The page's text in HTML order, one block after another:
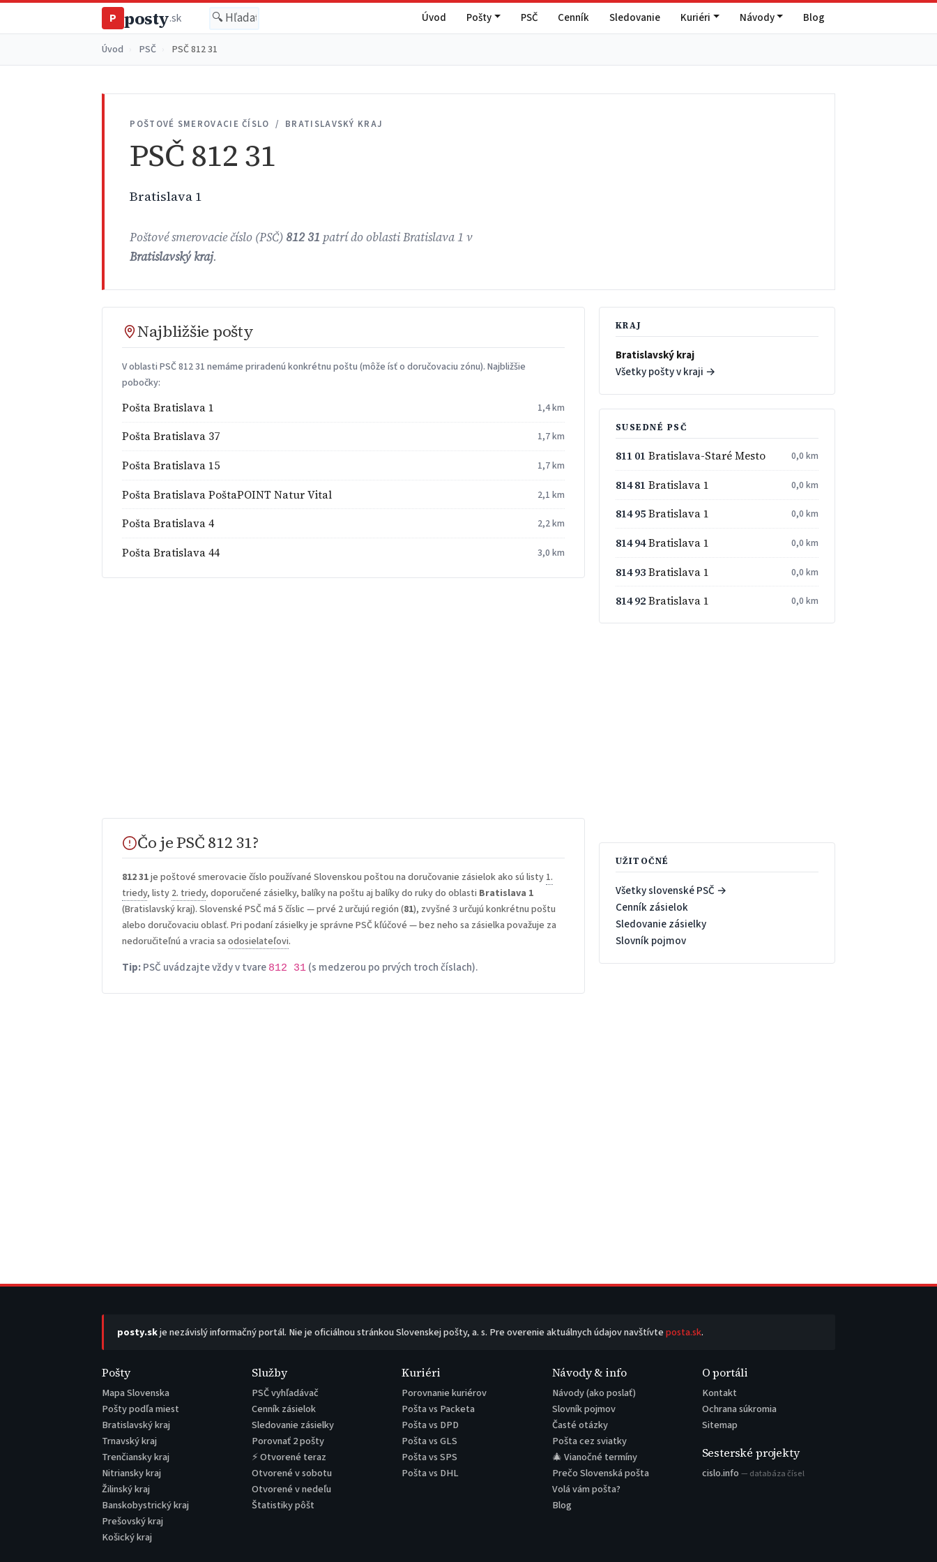
P posty.sk Úvod Pošty PSČ Cenník Sledovanie Kuriéri Návody Blog
Úvod PSČ PSČ 812 31
POŠTOVÉ SMEROVACIE ČÍSLO / BRATISLAVSKÝ KRAJ
PSČ 812 31
Bratislava 1
Poštové smerovacie číslo (PSČ) 812 31 patrí do oblasti Bratislava 1 v
Bratislavský kraj.
Najbližšie pošty
V oblasti PSČ 812 31 nemáme priradenú konkrétnu poštu (môže ísť o doručovaciu zónu). Najbližšie
pobočky:
Pošta Bratislava 1 1,4 km
Pošta Bratislava 37 1,7 km
Pošta Bratislava 15 1,7 km
Pošta Bratislava PoštaPOINT Natur Vital 2,1 km
Pošta Bratislava 4 2,2 km
Pošta Bratislava 44 3,0 km
Čo je PSČ 812 31?
812 31je poštové smerovacie číslo používané Slovenskou poštou na doručovanie zásielok ako sú listy 1.
triedy, listy 2. triedy, doporučené zásielky, balíky na poštu aj balíky do ruky do oblasti Bratislava 1
(Bratislavský kraj). Slovenské PSČ má 5 číslic — prvé 2 určujú región (81), zvyšné 3 určujú konkrétnu poštu
alebo doručovaciu oblasť. Pri podaní zásielky je správne PSČ kľúčové — bez neho sa zásielka považuje za
nedoručiteľnú a vracia saodosielateľovi.
Tip:PSČ uvádzajte vždy v tvare 812 31 (s medzerou po prvých troch číslach).
KRAJ
Bratislavský kraj
Všetky pošty v kraji →
SUSEDNÉ PSČ
811 01 Bratislava-Staré Mesto 0,0 km
814 81 Bratislava 1 0,0 km
814 95Bratislava 1 0,0 km
814 94Bratislava 1 0,0 km
814 93Bratislava 1 0,0 km
814 92Bratislava 1 0,0 km
UŽITOČNÉ
Všetky slovenské PSČ →
Cenník zásielok
Sledovanie zásielky
Slovník pojmov
posty.skje nezávislý informačný portál. Nie je oficiálnou stránkou Slovenskej pošty, a. s. Pre overenie aktuálnych údajov navštívteposta.sk.
Pošty
Mapa Slovenska
Pošty podľa miest
Bratislavský kraj
Trnavský kraj
Trenčiansky kraj
Nitriansky kraj
Žilinský kraj
Banskobystrický kraj
Prešovský kraj
Košický kraj
Služby
PSČ vyhľadávač
Cenník zásielok
Sledovanie zásielky
Porovnať 2 pošty
⚡ Otvorené teraz
Otvorené v sobotu
Otvorené v nedeľu
Štatistiky pôšt
Kuriéri
Porovnanie kuriérov
Pošta vs Packeta
Pošta vs DPD
Pošta vs GLS
Pošta vs SPS
Pošta vs DHL
Návody & info
Návody (ako poslať)
Slovník pojmov
Časté otázky
Pošta cez sviatky
🎄 Vianočné termíny
Prečo Slovenská pošta
Volá vám pošta?
Blog
O portáli
Kontakt
Ochrana súkromia
Sitemap
Sesterské projekty
cislo.info — databáza čísel